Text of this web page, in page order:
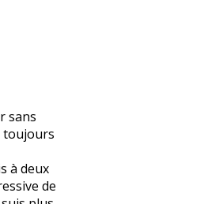
sans
toujours
à deux
de